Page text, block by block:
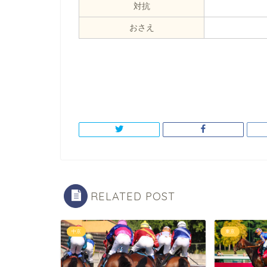
対抗
おさえ
RELATED POST
中京 東京